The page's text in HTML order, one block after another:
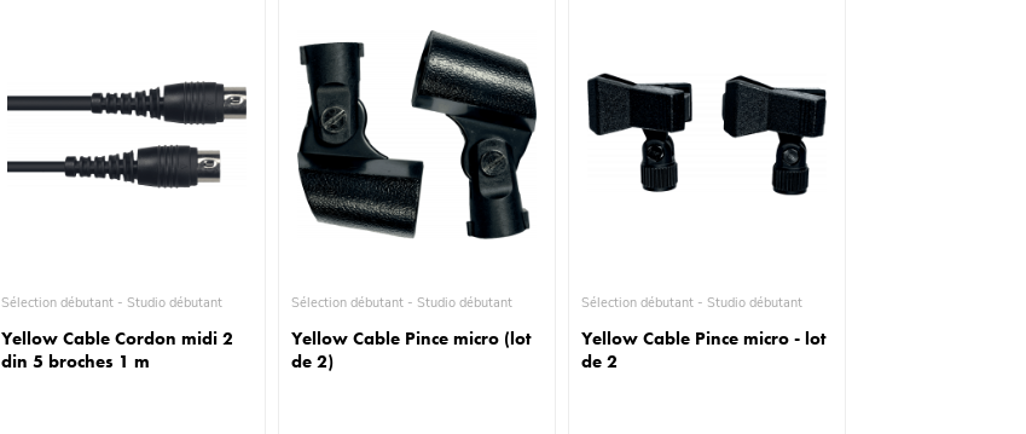
Sélection débutant - Studio débutant
Yellow Cable Cordon midi 2
din 5 broches 1 m
Sélection débutant - Studio débutant
Yellow Cable Pince micro (lot
de 2)
Sélection débutant - Studio débutant
Yellow Cable Pince micro - lot
de 2